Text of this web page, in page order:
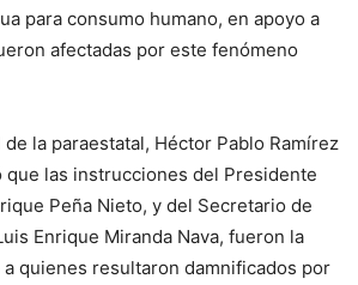
para consumo humano, en apoyo a
afectadas por este fenómeno
la paraestatal, Héctor Pablo Ramírez
que las instrucciones del Presidente
Peña Nieto, y del Secretario de
Enrique Miranda Nava, fueron la
quienes resultaron damnificados por